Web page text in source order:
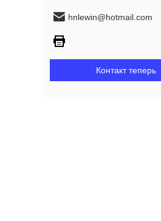
hnlewin@hotmail.com
Контакт теперь